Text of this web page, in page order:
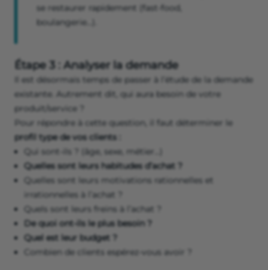
se restaurer rapidement (fast-food,
boulangerie…).
Étape 3 : Analyser la demande
Il est désormais temps de passer à l’étude de la demande
existante. Autrement dit, qui aura besoin de votre
produit/service ?
Pour répondre à cette question, il faut déterminer le
profil type de vos clients :
Qui sont-ils ? (âge, sexe, métier…)
Quelles sont leurs habitudes d’achat ?
Quelles sont leurs motivations rationnelles et
irrationnelles à l’achat ?
Quels sont leurs freins à l’achat ?
De quoi ont-ils le plus besoin ?
Quel est leur budget ?
Combien de clients espérez-vous avoir ?